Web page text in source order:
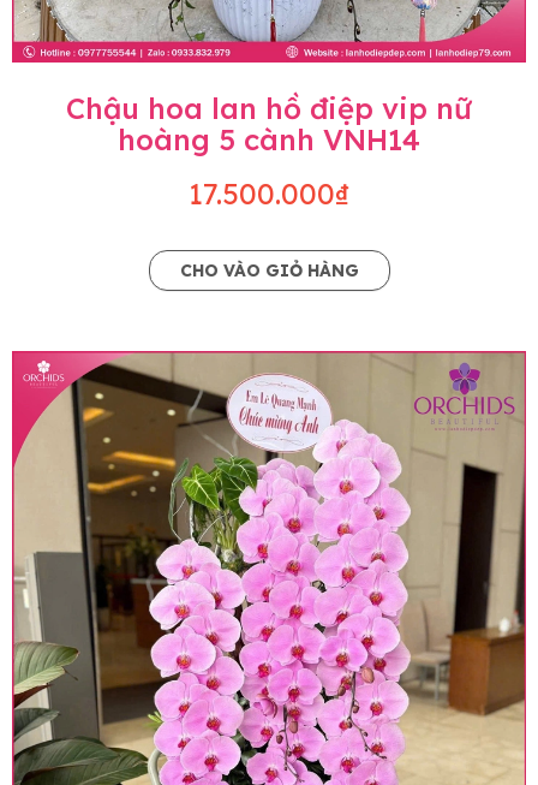
Chậu hoa lan hồ điệp vip nữ
hoàng 5 cành VNH14
17.500.000₫
CHO VÀO GIỎ HÀNG